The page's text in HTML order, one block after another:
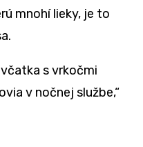
mnohí lieky, je to
s vrkočmi
v nočnej službe,“